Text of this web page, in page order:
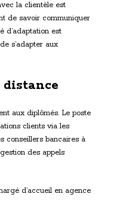
la clientèle est
de savoir communiquer
d’adaptation est
s’adapter aux
aux diplômés. Le poste
clients via les
conseillers bancaires à
des appels
d’accueil en agence